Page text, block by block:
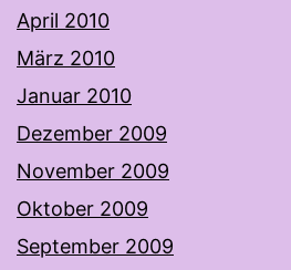
April 2010
März 2010
Januar 2010
Dezember 2009
November 2009
Oktober 2009
September 2009